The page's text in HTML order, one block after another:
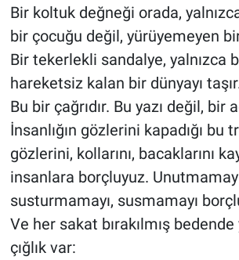
Bir koltuk değneği orada,
bir çocuğu değil, yürüyemeyen
Bir tekerlekli sandalye, yalnızca
hareketsiz kalan bir dünyayı
Bu bir çağrıdır. Bu yazı değil, bir
İnsanlığın gözlerini kapadığı bu
gözlerini, kollarını, bacaklarını
insanlara borçluyuz.
susturmamayı, susmamayı
Ve her sakat bırakılmış
çığlık var: